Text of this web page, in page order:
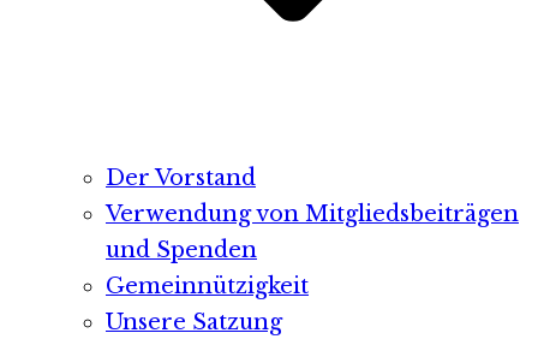
Der Vorstand
Verwendung von Mitgliedsbeiträgen
und Spenden
Gemeinnützigkeit
Unsere Satzung